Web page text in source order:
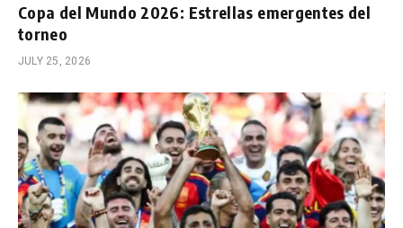
Copa del Mundo 2026: Estrellas emergentes del
torneo
JULY 25, 2026